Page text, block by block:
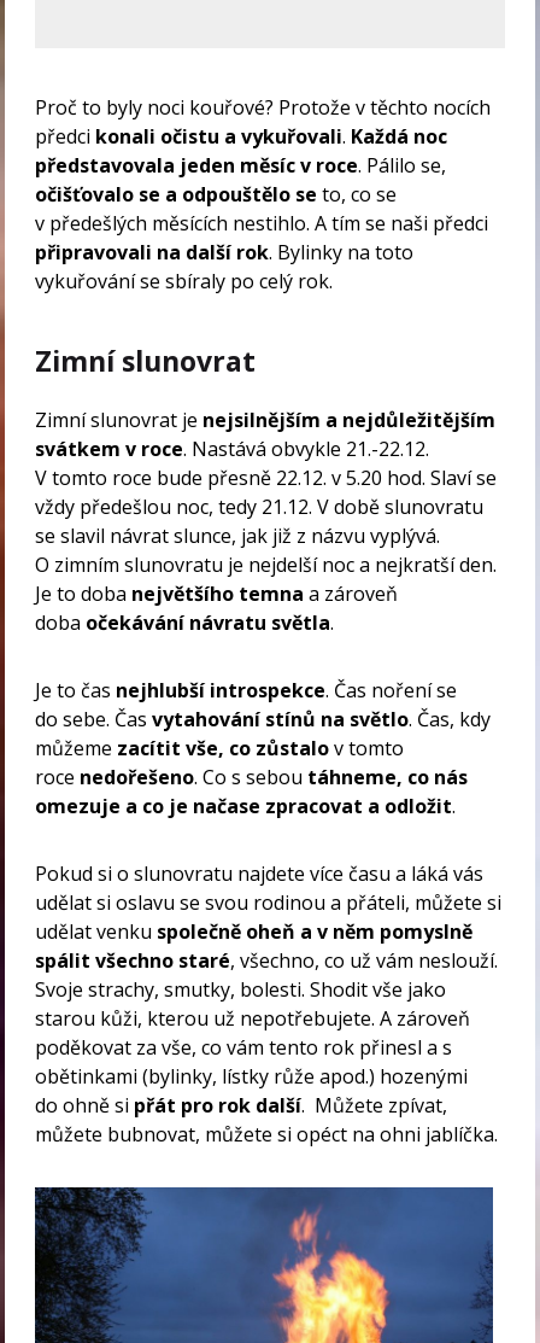
Proč to byly noci kouřové? Protože v těchto nocích
předci konali očistu a vykuřovali. Každá noc
představovala jeden měsíc v roce. Pálilo se,
očišťovalo se a odpouštělo se to, co se
v předešlých měsících nestihlo. A tím se naši předci
připravovali na další rok. Bylinky na toto
vykuřování se sbíraly po celý rok.
Zimní slunovrat
Zimní slunovrat je nejsilnějším a nejdůležitějším
svátkem v roce. Nastává obvykle 21.-22.12.
V tomto roce bude přesně 22.12. v 5.20 hod. Slaví se
vždy předešlou noc, tedy 21.12. V době slunovratu
se slavil návrat slunce, jak již z názvu vyplývá.
O zimním slunovratu je nejdelší noc a nejkratší den.
Je to doba největšího temna a zároveň
doba očekávání návratu světla.
Je to čas nejhlubší introspekce. Čas noření se
do sebe. Časvytahování stínů na světlo. Čas, kdy
můžeme zacítit vše, co zůstalov tomto
roce nedořešeno. Co s sebou táhneme, co nás
omezuje a co je načase zpracovat a odložit.
Pokud si o slunovratu najdete více času a láká vás
udělat si oslavu se svou rodinou a přáteli, můžete si
udělat venku společně oheň a v něm pomyslně
spálit všechno staré, všechno, co už vám neslouží.
Svoje strachy, smutky, bolesti. Shodit vše jako
starou kůži, kterou už nepotřebujete. A zároveň
poděkovat za vše, co vám tento rok přinesl a s
obětinkami (bylinky, lístky růže apod.) hozenými
do ohně si přát pro rok další. Můžete zpívat,
můžete bubnovat, můžete si opéct na ohni jablíčka.